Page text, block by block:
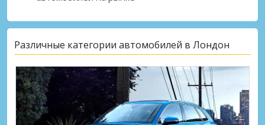
Различные категории автомобилей в Лондон